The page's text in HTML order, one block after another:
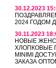
30.12.2023
2024 ГОДОМ
30.11.2023
НОВЫЕ
ХЛОПКОВЫЕ
MINIMI
ЗАКАЗА